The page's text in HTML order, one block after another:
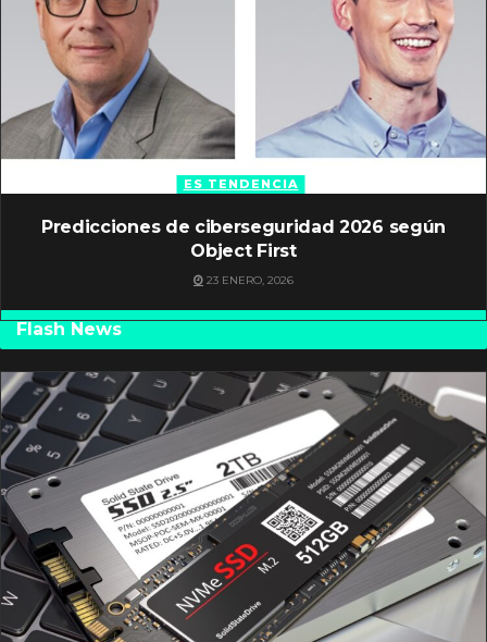
ES TENDENCIA
Predicciones de ciberseguridad 2026 según
Object First
23 ENERO, 2026
Flash News